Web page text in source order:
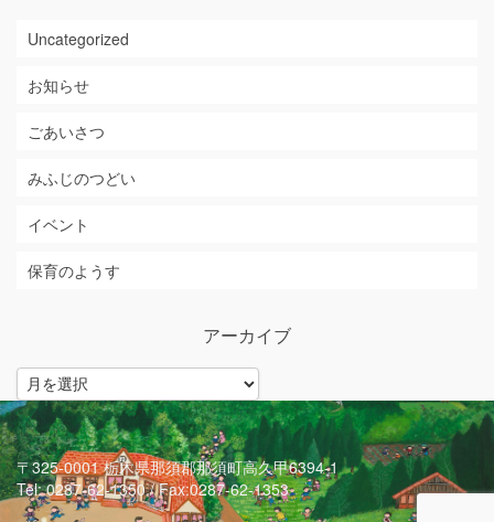
Uncategorized
お知らせ
ごあいさつ
みふじのつどい
イベント
保育のようす
アーカイブ
ア
ー
カ
イ
ブ
〒325-0001 栃木県那須郡那須町高久甲6394-1
Tel: 0287-62-1350 / Fax:0287-62-1353